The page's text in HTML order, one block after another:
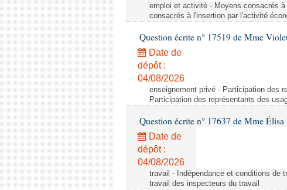
emploi et activité - Moyens consacrés
consacrés à l'insertion par l'activité
Question écrite n° 17519 de Mme
Date de
dépôt :
04/08/2026
enseignement privé - Participation des
Participation des représentants des
Question écrite n° 17637 de Mme
Date de
dépôt :
04/08/2026
travail - Indépendance et conditions de
travail des inspecteurs du travail